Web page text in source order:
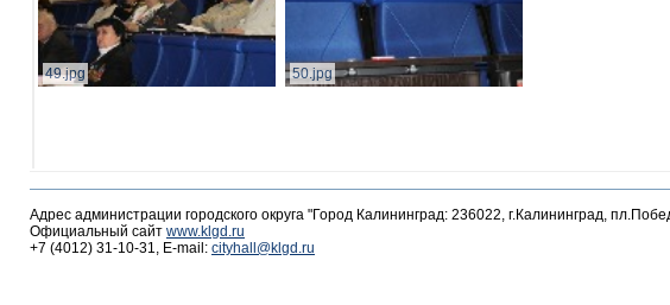
49.jpg 50.jpg
Адрес администрации городского округа "Город Калининград: 236022, г.Калининград,
Официальный сайт www.klgd.ru
+7 (4012) 31-10-31, E-mail: cityhall@klgd.ru